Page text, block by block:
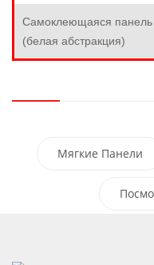
Самоклеющаяся
(белая абстракция)
Мягкие Панели